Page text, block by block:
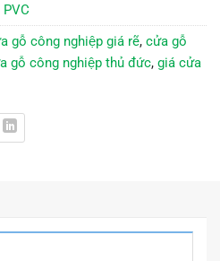
gỗ công nghiệp giá rẽ, cửa gỗ
gỗ công nghiệp thủ đức, giá cửa